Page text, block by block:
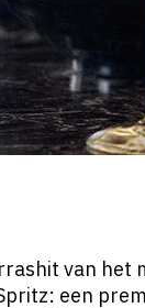
van het
een